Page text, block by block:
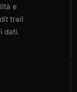
e
trail
dati.